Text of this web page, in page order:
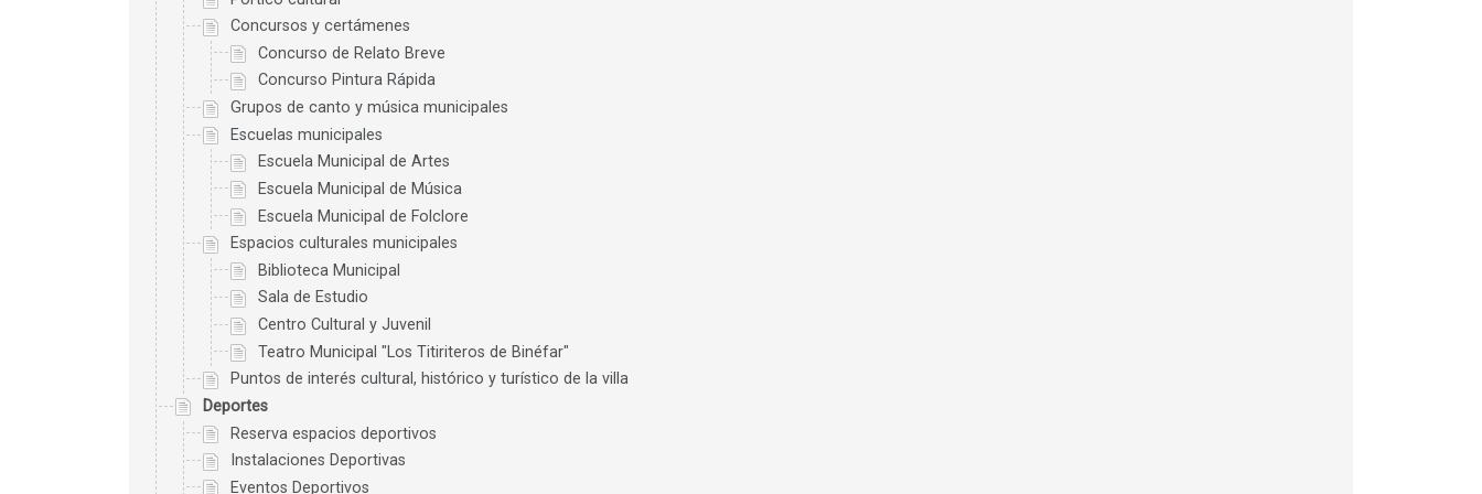
Concursos y certámenes
Concurso de Relato Breve
Concurso Pintura Rápida
Grupos de canto y música municipales
Escuelas municipales
Escuela Municipal de Artes
Escuela Municipal de Música
Escuela Municipal de Folclore
Espacios culturales municipales
Biblioteca Municipal
Sala de Estudio
Centro Cultural y Juvenil
Teatro Municipal "Los Titiriteros de Binéfar"
Puntos de interés cultural, histórico y turístico de la villa
Deportes
Reserva espacios deportivos
Instalaciones Deportivas
Eventos Deportivos